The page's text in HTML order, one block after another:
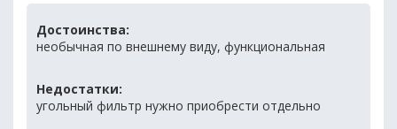
Достоинства:
необычная по внешнему виду, функциональная
Недостатки:
угольный фильтр нужно приобрести отдельно